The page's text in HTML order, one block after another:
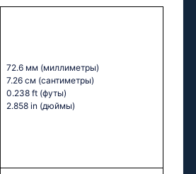
72.6 мм (миллиметры)
7.26 см (сантиметры)
0.238 ft (футы)
2.858 in (дюймы)